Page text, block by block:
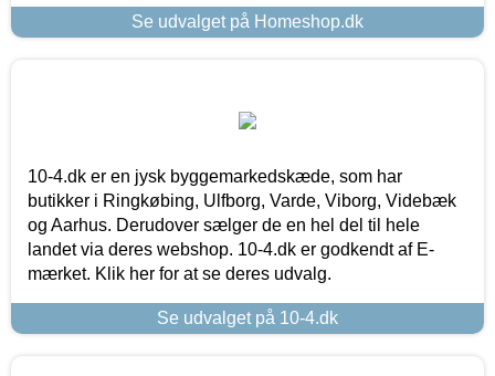
Se udvalget på Homeshop.dk
10-4.dk er en jysk byggemarkedskæde, som har
butikker i Ringkøbing, Ulfborg, Varde, Viborg, Videbæk
og Aarhus. Derudover sælger de en hel del til hele
landet via deres webshop. 10-4.dk er godkendt af E-
mærket. Klik her for at se deres udvalg.
Se udvalget på 10-4.dk